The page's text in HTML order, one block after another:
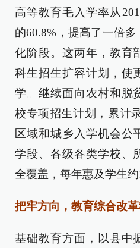
高等教育毛入学率从
的60.8%，提高了一倍
化阶段。这两年，教育
科生招生扩容计划，使
学。继续面向农村和脱
校专项招生计划，累计
区域和城乡入学机会公
学段、各级各类学校、
全覆盖，每年惠及学生约
把牢方向，教育综合改
基础教育方面，以县中